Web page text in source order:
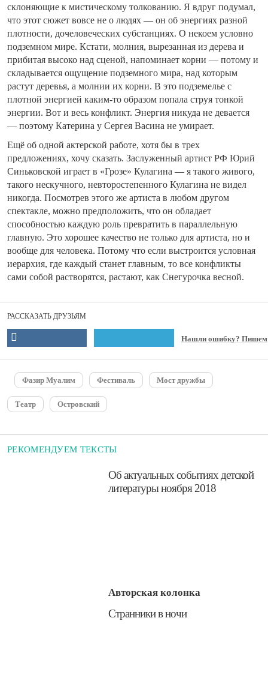
склоняющие к мистическому толкованию. Я вдруг подумал,
что этот сюжет вовсе не о людях — он об энергиях разной
плотности, дочеловеческих субстанциях. О некоем условно
подземном мире. Кстати, молния, вырезанная из дерева и
прибитая высоко над сценой, напоминает корни — потому и
складывается ощущение подземного мира, над которым
растут деревья, а молнии их корни. В это подземелье с
плотной энергией каким-то образом попала струя тонкой
энергии. Вот и весь конфликт. Энергия никуда не девается
— поэтому Катерина у Сергея Васина не умирает.
Ещё об одной актерской работе, хотя бы в трех
предложениях, хочу сказать. Заслуженный артист РФ Юрий
Синьковской играет в «Грозе» Кулагина — я такого живого,
такого нескучного, невторостепенного Кулагина не видел
никогда. Посмотрев этого же артиста в любом другом
спектакле, можно предположить, что он обладает
способностью каждую роль превратить в параллельную
главную. Это хорошее качество не только для артиста, но и
вообще для человека. Потому что если выстроится условная
иерархия, где каждый станет главным, то все конфликты
сами собой растворятся, растают, как Снегурочка весной.
РАССКАЗАТЬ ДРУЗЬЯМ
Нашли ошибку? Пишем
Фазир Муалим Фестиваль Мост дружбы
Театр Островский
РЕКОМЕНДУЕМ ТЕКСТЫ
​Об актуальных событиях детской
литературы ноября 2018
Авторская колонка
​Странники в ночи